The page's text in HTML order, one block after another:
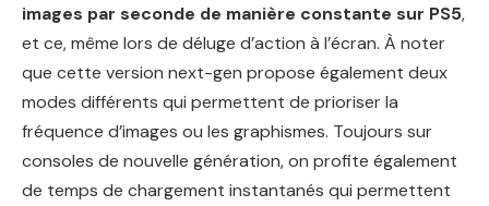
images par seconde de manière constante sur PS5,
et ce, même lors de déluge d’action à l’écran. À noter
que cette version next-gen propose également deux
modes différents qui permettent de prioriser la
fréquence d’images ou les graphismes. Toujours sur
consoles de nouvelle génération, on profite également
de temps de chargement instantanés qui permettent